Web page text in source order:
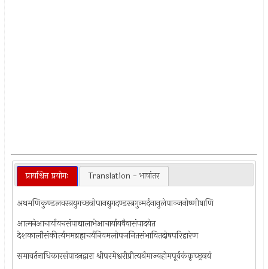
प्रायश्चित्त प्रयोगः Translation - भाषांतर
अथमणिकुण्डलवस्त्रयुगच्छत्रोपानद्युगदण्डस्त्रगुन्मर्दनानुलेपाञ्जनोष्णीषाणि
आत्मनेआचार्यायचसंपाद्यालाभेआचार्यायवैवासंपादयेत
देशकालौसंकीर्त्यममब्रह्मचर्यनियमलोपजनितसंभावितदोषपरिहारेण
समावर्तनाधिकारसंपादनद्वारा श्रीपरमेश्वरीप्रीत्यर्थंमाज्यहोमपूर्वकंकृच्छ्रत्रयं